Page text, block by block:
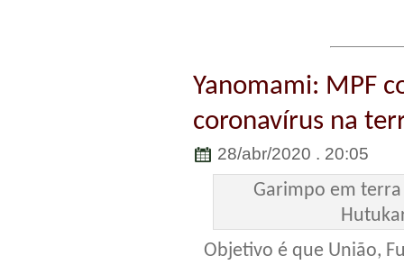
Yanomami: MPF
coronavírus na
28/abr/2020 . 20:05
Garimpo em
Objetivo é que União,